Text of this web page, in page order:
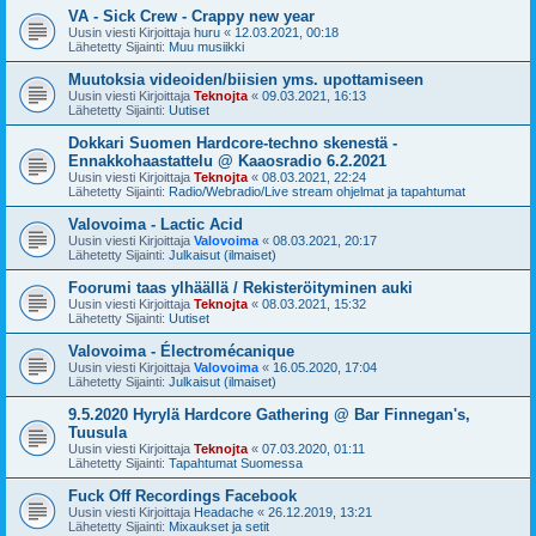
VA - Sick Crew - Crappy new year
Uusin viesti Kirjoittaja huru « 12.03.2021, 00:18
Lähetetty Sijainti: Muu musiikki
Muutoksia videoiden/biisien yms. upottamiseen
Uusin viesti Kirjoittaja Teknojta « 09.03.2021, 16:13
Lähetetty Sijainti: Uutiset
Dokkari Suomen Hardcore-techno skenestä -
Ennakkohaastattelu @ Kaaosradio 6.2.2021
Uusin viesti Kirjoittaja Teknojta « 08.03.2021, 22:24
Lähetetty Sijainti: Radio/Webradio/Live stream ohjelmat ja tapahtumat
Valovoima - Lactic Acid
Uusin viesti Kirjoittaja Valovoima « 08.03.2021, 20:17
Lähetetty Sijainti: Julkaisut (ilmaiset)
Foorumi taas ylhäällä / Rekisteröityminen auki
Uusin viesti Kirjoittaja Teknojta « 08.03.2021, 15:32
Lähetetty Sijainti: Uutiset
Valovoima - Électromécanique
Uusin viesti Kirjoittaja Valovoima « 16.05.2020, 17:04
Lähetetty Sijainti: Julkaisut (ilmaiset)
9.5.2020 Hyrylä Hardcore Gathering @ Bar Finnegan's,
Tuusula
Uusin viesti Kirjoittaja Teknojta « 07.03.2020, 01:11
Lähetetty Sijainti: Tapahtumat Suomessa
Fuck Off Recordings Facebook
Uusin viesti Kirjoittaja Headache « 26.12.2019, 13:21
Lähetetty Sijainti: Mixaukset ja setit